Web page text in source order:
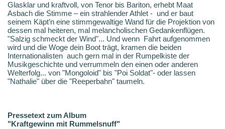
Glasklar und kraftvoll, von Tenor bis Bariton, erhebt Maat
Asbach die Stimme – ein strahlender Athlet - und er baut
seinem Käpt’n eine stimmgewaltige Wand für die Projektion von
dessen mal heiteren, mal melancholischen Gedankenflügen.
"Salzig schmeckt der Wind"... Und wenn Fahrt aufgenommen
wird und die Woge dein Boot trägt, kramen die beiden
Internationalisten auch gern mal in der Rumpelkiste der
Musikgeschichte und verrummeln den einen oder anderen
Welterfolg... von "Mongoloid" bis "Poi Soldat"- oder lassen
"Nathalie" über die "Reeperbahn" taumeln.
Pressetext zum Album
"Kraftgewinn mit Rummelsnuff"